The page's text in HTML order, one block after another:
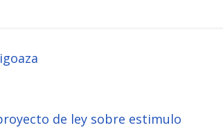
de ley sobre estimulo